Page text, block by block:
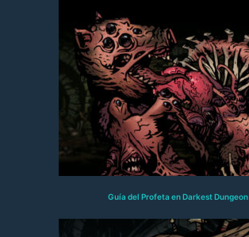
Guía del Profeta en Darkest Dungeon